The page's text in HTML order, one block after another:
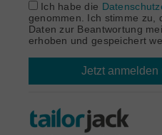
Ich habe die
genommen. Ich stimme zu,
Daten zur Beantwortung
erhoben und gespeichert
Jetzt anmelden